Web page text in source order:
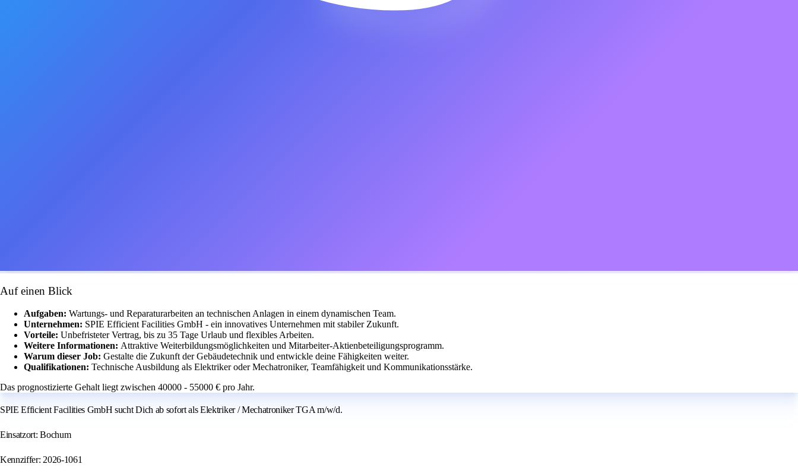
Auf einen Blick
Aufgaben: Wartungs- und Reparaturarbeiten an technischen Anlagen in einem dynamischen Team.
Unternehmen: SPIE Efficient Facilities GmbH - ein innovatives Unternehmen mit stabiler Zukunft.
Vorteile: Unbefristeter Vertrag, bis zu 35 Tage Urlaub und flexibles Arbeiten.
Weitere Informationen: Attraktive Weiterbildungsmöglichkeiten und Mitarbeiter-Aktienbeteiligungsprogramm.
Warum dieser Job: Gestalte die Zukunft der Gebäudetechnik und entwickle deine Fähigkeiten weiter.
Qualifikationen: Technische Ausbildung als Elektriker oder Mechatroniker, Teamfähigkeit und Kommunikationsstärke.
Das prognostizierte Gehalt liegt zwischen 40000 - 55000 € pro Jahr.
SPIE Efficient Facilities GmbH sucht Dich ab sofort als Elektriker / Mechatroniker TGA m/w/d.
Einsatzort: Bochum
Kennziffer: 2026-1061